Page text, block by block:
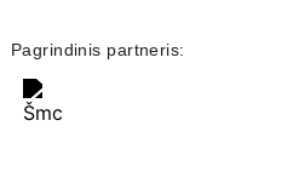
Pagrindinis partneris: